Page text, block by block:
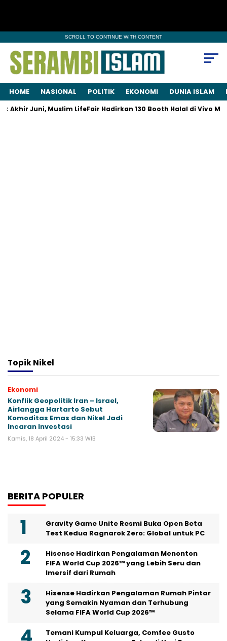
SCROLL TO CONTINUE WITH CONTENT
HOME NASIONAL POLITIK EKONOMI DUNIA ISLAM
Akhir Juni, Muslim LifeFair Hadirkan 130 Booth Halal di Vivo Mall
TopikNikel
Ekonomi
Konflik Geopolitik Iran – Israel,
Airlangga Hartarto Sebut
Komoditas Emas dan Nikel Jadi
Incaran Investasi
Kamis, 18 April 2024 - 15:33 WIB
BERITA POPULER
Gravity Game Unite Resmi Buka Open Beta
Test Kedua Ragnarok Zero: Global untuk PC
Hisense Hadirkan Pengalaman Menonton
FIFA World Cup 2026™ yang Lebih Seru dan
Imersif dari Rumah
Hisense Hadirkan Pengalaman Rumah Pintar
yang Semakin Nyaman dan Terhubung
Selama FIFA World Cup 2026™
Temani Kumpul Keluarga, Comfee Gusto